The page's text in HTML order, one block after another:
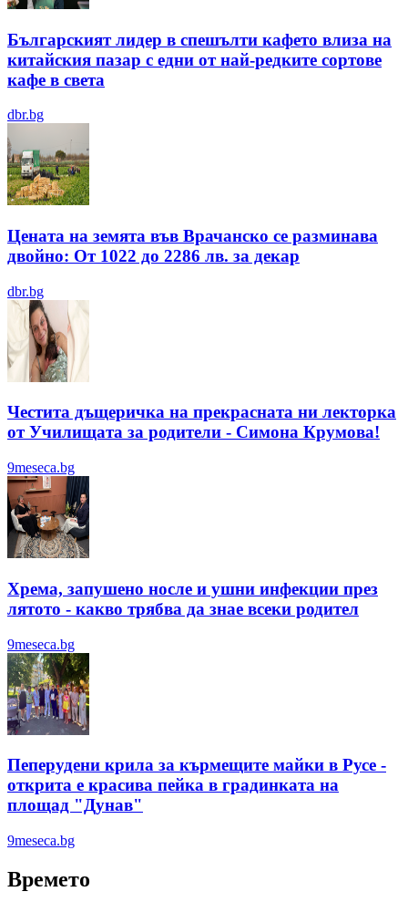
Българският лидер в спешълти кафето влиза на
китайския пазар с едни от най-редките сортове
кафе в света
dbr.bg
Цената на земята във Врачанско се разминава
двойно: От 1022 до 2286 лв. за декар
dbr.bg
Честита дъщеричка на прекрасната ни лекторка
от Училищата за родители - Симона Крумова!
9meseca.bg
Хрема, запушено носле и ушни инфекции през
лятотo - какво трябва да знае всеки родител
9meseca.bg
Пеперудени крила за кърмещите майки в Русе -
открита е красива пейка в градинката на
площад "Дунав"
9meseca.bg
Времето